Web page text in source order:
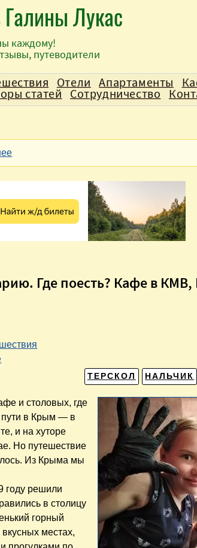
Галины Лукас
каждому!
путеводители
Где поесть? Кафе в КМВ,
НАЛЬЧИК
ТЕРСКОЛ
и столовых, где
пути в Крым — в
и на хуторе
Но путешествие
Из Крыма мы
году решили
в столицу
горный
вкусных местах,
Отели Апартаменты
статей Сотрудничество